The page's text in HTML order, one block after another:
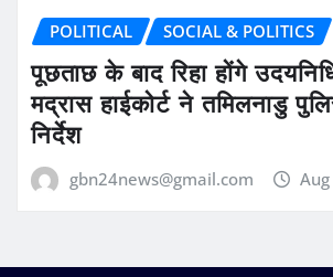
POLITICAL SOCIAL & POLITICS
पूछताछ के बाद रिहा होंगे
मद्रास हाईकोर्ट ने तमिलनाडु
निर्देश
gbn24news@gmail.com